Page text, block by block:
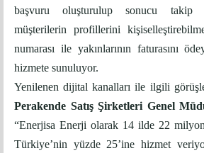
başvuru oluşturulup sonucu takip
müşterilerin profillerini
numarası ile yakınlarının faturasını
hizmete sunuluyor.
Yenilenen dijital kanalları ile ilgili
Perakende Satış Şirketleri Genel
“Enerjisa Enerji olarak 14 ilde 22
Türkiye’nin yüzde 25’ine hizmet